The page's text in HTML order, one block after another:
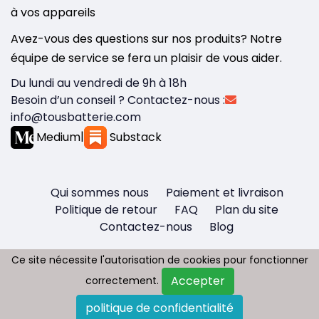
à vos appareils
Avez-vous des questions sur nos produits? Notre
équipe de service se fera un plaisir de vous aider.
Du lundi au vendredi de 9h à 18h
Besoin d’un conseil ? Contactez-nous :
info@tousbatterie.com
Medium| Substack
Qui sommes nous
Paiement et livraison
Politique de retour
FAQ
Plan du site
Contactez-nous
Blog
Copyright © 2026 - Tous droit réservés
Tousbatterie.com
Ce site nécessite l'autorisation de cookies pour fonctionner
correctement.
Accepter
politique de confidentialité
Ce site nécessite l'autorisation de cookies pour fonctionner
correctement.
Accepter
politique de confidentialité